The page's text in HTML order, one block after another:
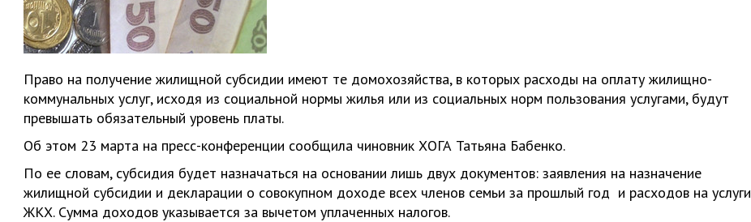
Право на получение жилищной субсидии имеют те домохозяйства, в которых расходы на оплату жилищно-
коммунальных услуг, исходя из социальной нормы жилья или из социальных норм пользования услугами, будут
превышать обязательный уровень платы.
Об этом 23 марта на пресс-конференции сообщила чиновник ХОГА Татьяна Бабенко.
По ее словам, субсидия будет назначаться на основании лишь двух документов: заявления на назначение
жилищной субсидии и декларации о совокупном доходе всех членов семьи за прошлый год и расходов на услуги
ЖКХ. Сумма доходов указывается за вычетом уплаченных налогов.